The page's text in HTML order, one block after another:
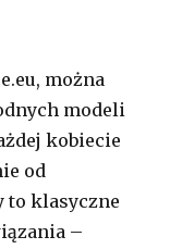
można
modeli
kobiecie
od
to klasyczne
–